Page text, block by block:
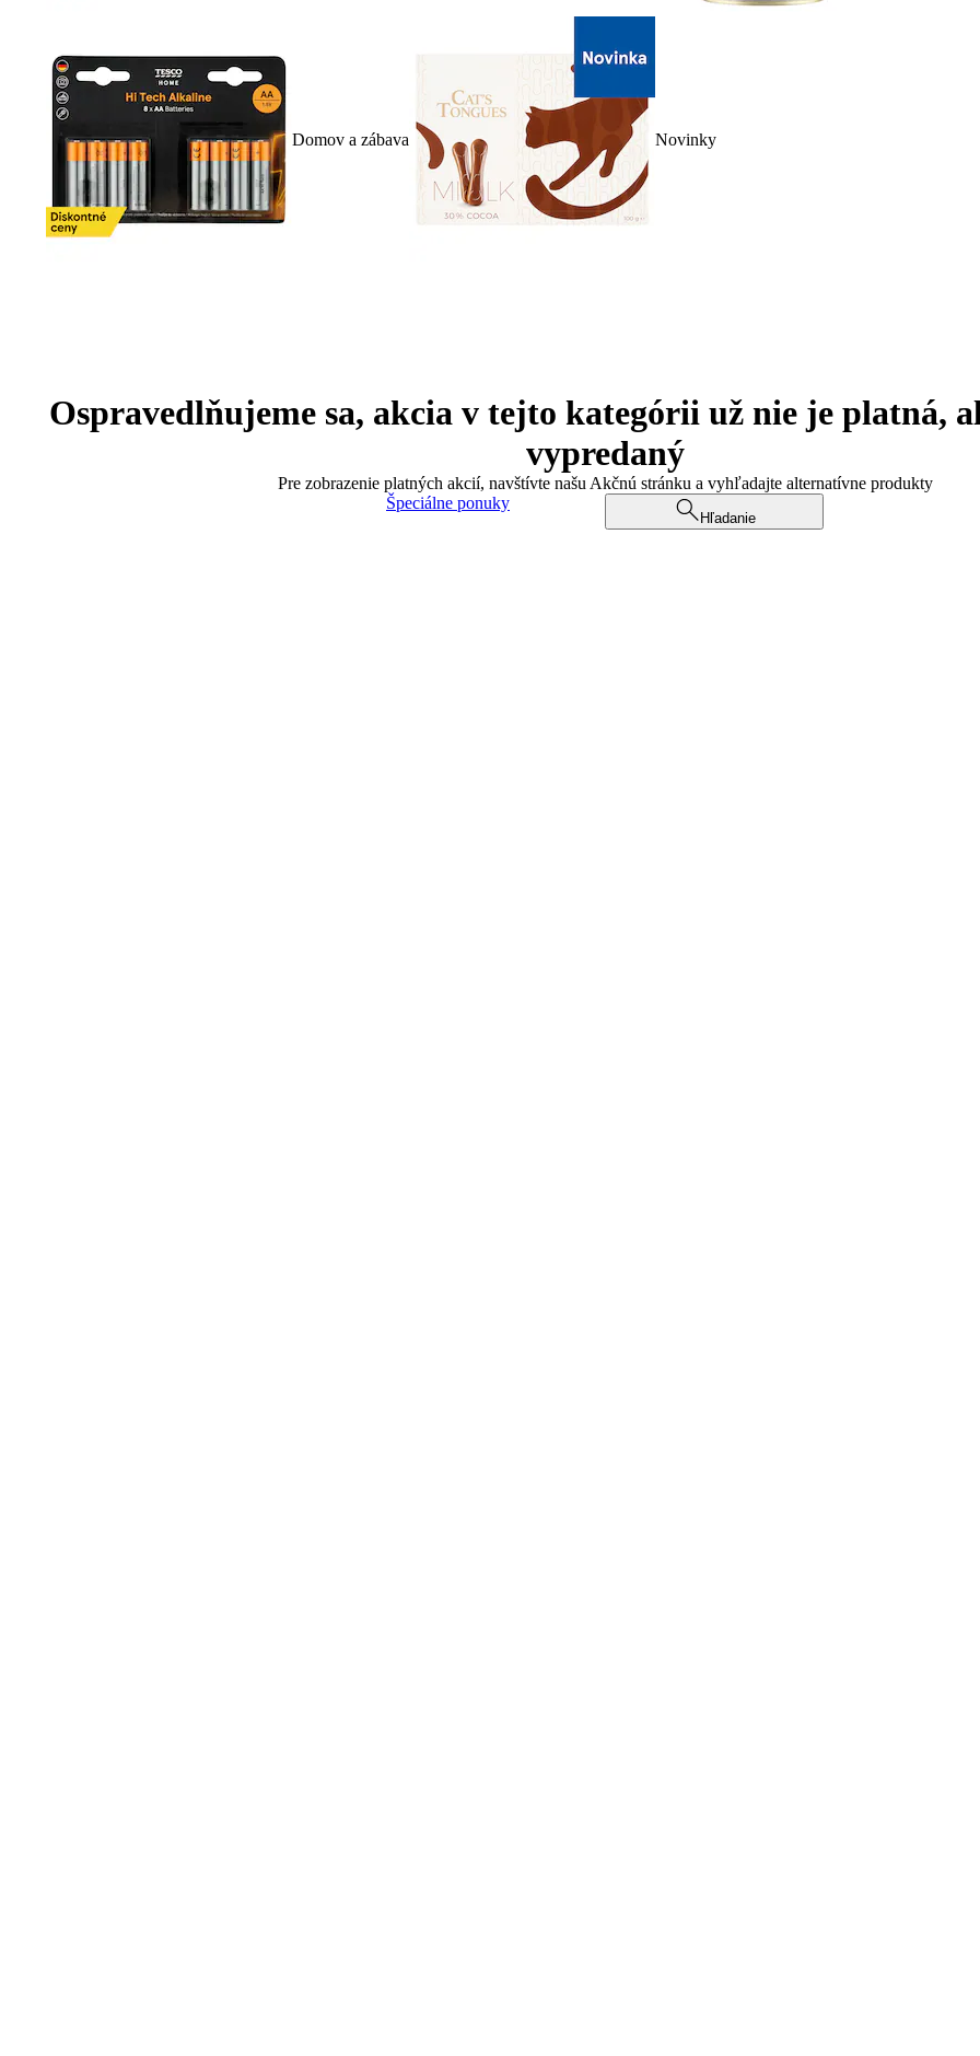
Domov a zábava Novinky
Ospravedlňujeme sa, akcia v tejto kategórii už nie je platná,
vypredaný
Pre zobrazenie platných akcií, navštívte našu Akčnú stránku a vyhľadajte alternatívne produkty
Špeciálne ponuky
Hľadanie